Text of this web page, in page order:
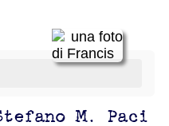
M. Paci